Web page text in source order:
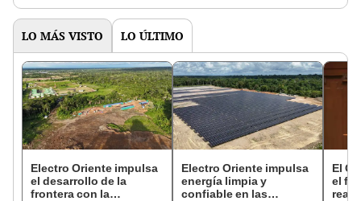
Mejor Marca China
LO MÁS VISTO LO ÚLTIMO
Electro Oriente impulsa
el desarrollo de la
frontera con la
Electro Oriente impulsa
energía limpia y
confiable en las
El
el